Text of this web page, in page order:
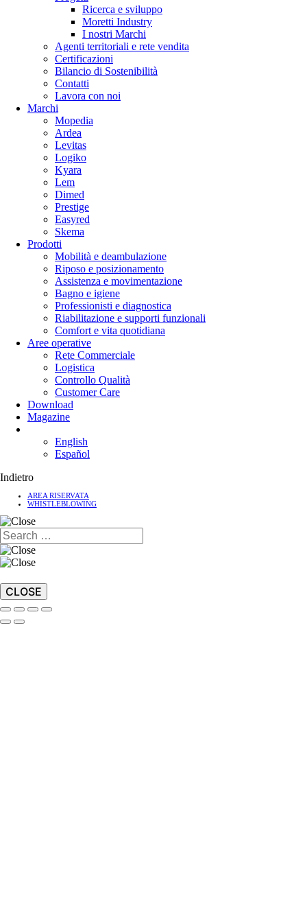
Ricerca e sviluppo
Moretti Industry
I nostri Marchi
Agenti territoriali e rete vendita
Certificazioni
Bilancio di Sostenibilità
Contatti
Lavora con noi
Marchi
Mopedia
Ardea
Levitas
Logiko
Kyara
Lem
Dimed
Prestige
Easyred
Skema
Prodotti
Mobilità e deambulazione
Riposo e posizionamento
Assistenza e movimentazione
Bagno e igiene
Professionisti e diagnostica
Riabilitazione e supporti funzionali
Comfort e vita quotidiana
Aree operative
Rete Commerciale
Logistica
Controllo Qualità
Customer Care
Download
Magazine
English
Español
Indietro
AREA RISERVATA
WHISTLEBLOWING
CLOSE